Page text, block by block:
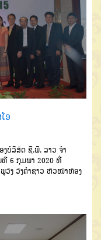
ອ
ງບໍລິສັດ ຊີ.ພີ. ລາວ ຈໍາ
ທີ 6 ກຸມພາ 2020 ທີ່
ພູວົງ ວົງຄໍາຊາວ ຫົວໜ້າຫ້ອງ